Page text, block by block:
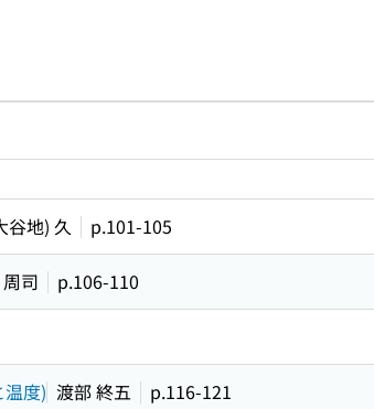
谷地) 久 p.101-105
司 p.106-110
度) 渡部 終五 p.116-121